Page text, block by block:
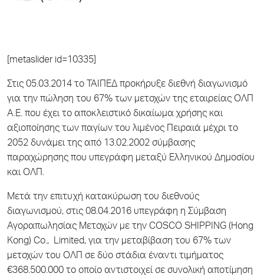
[metaslider id=10335]
Στις 05.03.2014 το ΤΑΙΠΕΔ προκήρυξε διεθνή διαγωνισμό
για την πώληση του 67% των μετοχών της εταιρείας ΟΛΠ
Α.Ε. που έχει το αποκλειστικό δικαίωμα χρήσης και
αξιοποίησης των παγίων του λιμένος Πειραιά μέχρι το
2052 δυνάμει της από 13.02.2002 σύμβασης
παραχώρησης που υπεγράφη μεταξύ Ελληνικού Δημοσίου
και ΟΛΠ.
Μετά την επιτυχή κατακύρωση του διεθνούς
διαγωνισμού, στις 08.04.2016 υπεγράφη η Σύμβαση
Αγοραπωλησίας Μετοχών με την COSCO SHIPPING (Hong
Kong) Co., Limited, για την μεταβίβαση του 67% των
μετοχών του ΟΛΠ σε δύο στάδια έναντι τιμήματος
€368.500.000 το οποίο αντιστοιχεί σε συνολική αποτίμηση